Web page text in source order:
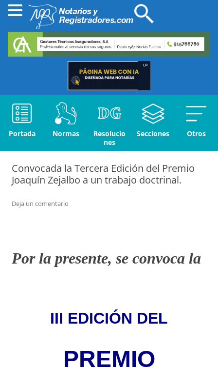
Portada Normas
Resolucio
nes
Secciones Otros
Convocada la Tercera Edición del Premio
Joaquín Zejalbo a un trabajo doctrinal.
Deja un comentario
Por la presente, se convoca la
III EDICIÓN DEL
PREMIO